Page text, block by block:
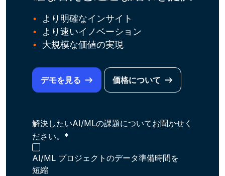
より明確なインサイト
より速いイノベーション
大規模な価値の実現
デモを見る 価格について
解決したいAI/MLの課題についてお聞かせく
ださい。*
AI/ML プロジェクトのデータ準備時間を
短縮